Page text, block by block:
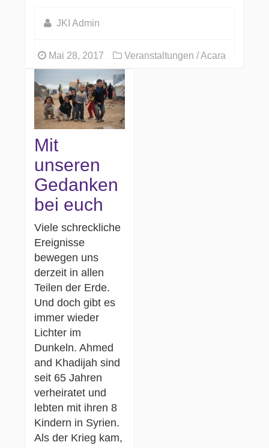
JKI Admin
Mai 28, 2017 Veranstaltungen / Acara
Mit
unseren
Gedanken
bei euch
Viele schreckliche
Ereignisse
bewegen uns
derzeit in allen
Teilen der Erde.
Und doch gibt es
immer wieder
Lichter im
Dunkeln. Ahmed
and Khadijah sind
seit 65 Jahren
verheiratet und
lebten mit ihren 8
Kindern in Syrien.
Als der Krieg kam,